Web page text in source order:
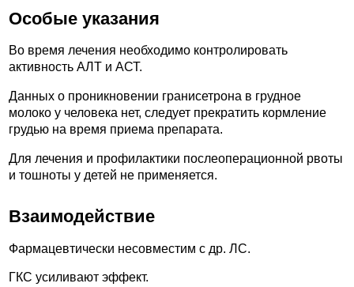
Особые указания
Во время лечения необходимо контролировать
активность АЛТ и АСТ.
Данных о проникновении гранисетрона в грудное
молоко у человека нет, следует прекратить кормление
грудью на время приема препарата.
Для лечения и профилактики послеоперационной рвоты
и тошноты у детей не применяется.
Взаимодействие
Фармацевтически несовместим с др. ЛС.
ГКС усиливают эффект.